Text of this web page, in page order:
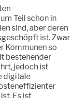
Teil schon in
sind, aber deren
ist. Zwar
Kommunen so
bestehender
jedoch ist
digitale
Es ist